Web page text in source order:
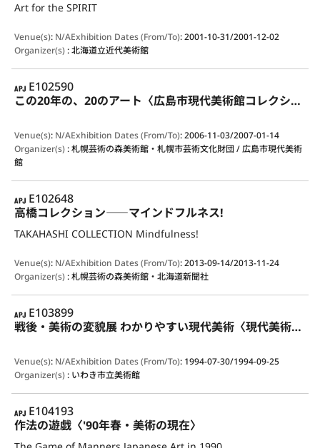
Art for the SPIRIT
Venue(s): N/AExhibition Dates (From/To):2001-10-31/2001-12-02
Organizer(s):北海道立近代美術館
APJ
E102590
この20年の、20のアート〈広島市現代美術館コレクションによる〉
Venue(s): N/AExhibition Dates (From/To):2006-11-03/2007-01-14
Organizer(s):札幌芸術の森美術館・札幌市芸術文化財団 / 広島市現代美術
館
APJ
E102648
高橋コレクション――マインドフルネス!
TAKAHASHI COLLECTION Mindfulness!
Venue(s): N/AExhibition Dates (From/To):2013-09-14/2013-11-24
Organizer(s):札幌芸術の森美術館・北海道新聞社
APJ
E103899
戦後・美術の変貌展 わかりやすい現代美術〈現代美術入門〉
Venue(s): N/AExhibition Dates (From/To): 1994-07-30/1994-09-25
Organizer(s): いわき市立美術館
APJ
E104193
作法の遊戯〈'90年春・美術の現在〉